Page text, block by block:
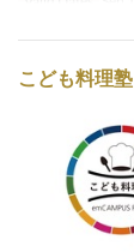
こども料理